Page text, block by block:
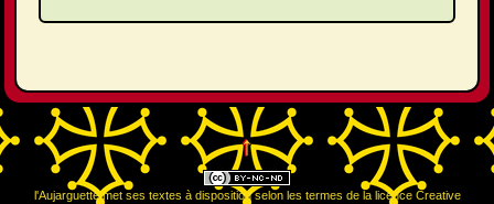
↑
l'Aujarguettemet ses textes à disposition selon les termes de la licence Creative